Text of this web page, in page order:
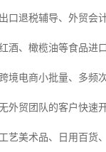
口退税辅导、外贸会
酒、橄榄油等食品进
境电商小批量、多频
外贸团队的客户快速
艺美术品、日用百货